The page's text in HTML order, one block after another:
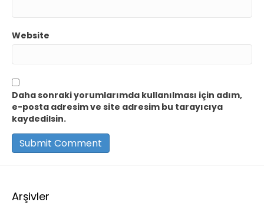
Website
Daha sonraki yorumlarımda kullanılması için adım,
e-posta adresim ve site adresim bu tarayıcıya
kaydedilsin.
Arşivler